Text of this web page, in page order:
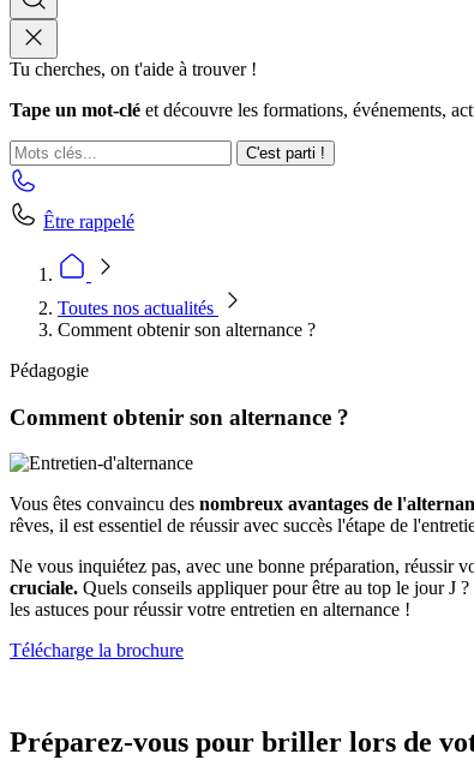
Tu cherches, on t'aide à trouver !
Tape un mot-clé et découvre les formations, événements,
C'est parti !
Être rappelé
Toutes nos actualités
Comment obtenir son alternance ?
Pédagogie
Comment obtenir son alternance ?
Vous êtes convaincu des nombreux avantages de
rêves, il est essentiel de réussir avec succès l'étape de
Ne vous inquiétez pas, avec une bonne préparation, réussir
cruciale. Quels conseils appliquer pour être au top le jour J
les astuces pour réussir votre entretien en alternance !
Télécharge la brochure
Préparez-vous pour briller lors de